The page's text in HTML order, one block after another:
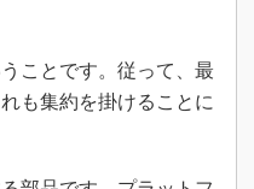
ことです。従って、最
も集約を掛けることに